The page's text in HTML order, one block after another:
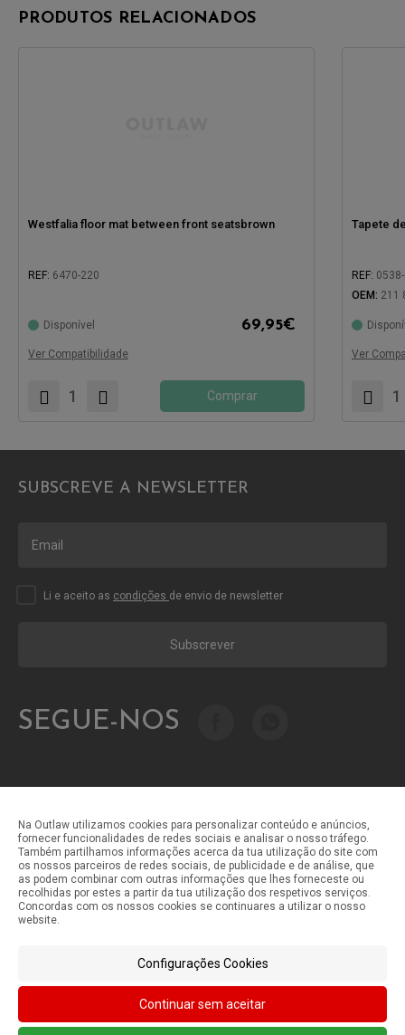
PRODUTOS RELACIONADOS
Westfalia floor mat between front seatsbrown
REF: 6470-220
Disponível 69,95€
Ver Compatibilidade
Comprar
Tapete
REF:
OEM: 211
Ver
SUBSCREVE A NEWSLETTER
Subscrever
Li e aceito as condições de envio de newsletter
SEGUE-NOS
Métodos de pagamento
Métodos de envio
©Outlaw Parts 2024 . Todos os direitos reservados.
Na Outlaw utilizamos cookies para personalizar conteúdo e anúncios,
fornecer funcionalidades de redes sociais e analisar o nosso tráfego.
Também partilhamos informações acerca da tua utilização do site com
os nossos parceiros de redes sociais, de publicidade e de análise, que
as podem combinar com outras informações que lhes forneceste ou
recolhidas por estes a partir da tua utilização dos respetivos serviços.
Concordas com os nossos cookies se continuares a utilizar o nosso
website.
Configurações Cookies
Continuar sem aceitar